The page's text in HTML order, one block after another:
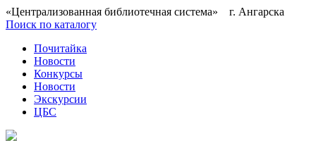
«Централизованная библиотечная система» г. Ангарска
Поиск по каталогу
Почитайка
Новости
Конкурсы
Новости
Экскурсии
ЦБС